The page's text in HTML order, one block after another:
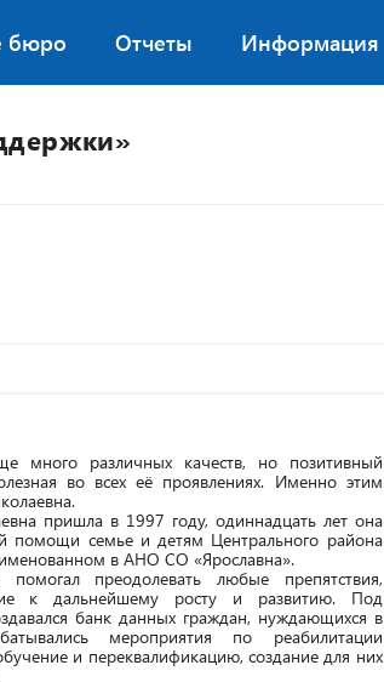
бюро Отчеты Информация
много различных качеств, но позитивный
во всех её проявлениях. Именно этим
пришла в 1997 году, одиннадцать лет она
помощи семье и детям Центрального района
в АНО СО «Ярославна».
помогал преодолевать любые препятствия,
к дальнейшему росту и развитию. Под
банк данных граждан, нуждающихся в
мероприятия по реабилитации
и переквалификацию, создание для них